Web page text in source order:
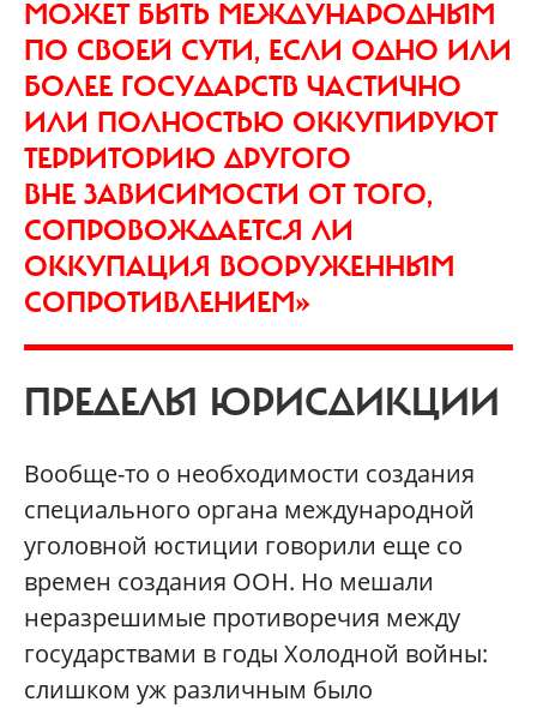
МОЖЕТ БЫТЬ МЕЖДУНАРОДНЫМ
ПО СВОЕЙ СУТИ, ЕСЛИ ОДНО ИЛИ
БОЛЕЕ ГОСУДАРСТВ ЧАСТИЧНО
ИЛИ ПОЛНОСТЬЮ ОККУПИРУЮТ
ТЕРРИТОРИЮ ДРУГОГО
ВНЕ ЗАВИСИМОСТИ ОТ ТОГО,
СОПРОВОЖДАЕТСЯ ЛИ
ОККУПАЦИЯ ВООРУЖЕННЫМ
СОПРОТИВЛЕНИЕМ»
ПРЕДЕЛЫ ЮРИСДИКЦИИ
Вообще-то о необходимости создания
специального органа международной
уголовной юстиции говорили еще со
времен создания ООН. Но мешали
неразрешимые противоречия между
государствами в годы Холодной войны:
слишком уж различным было